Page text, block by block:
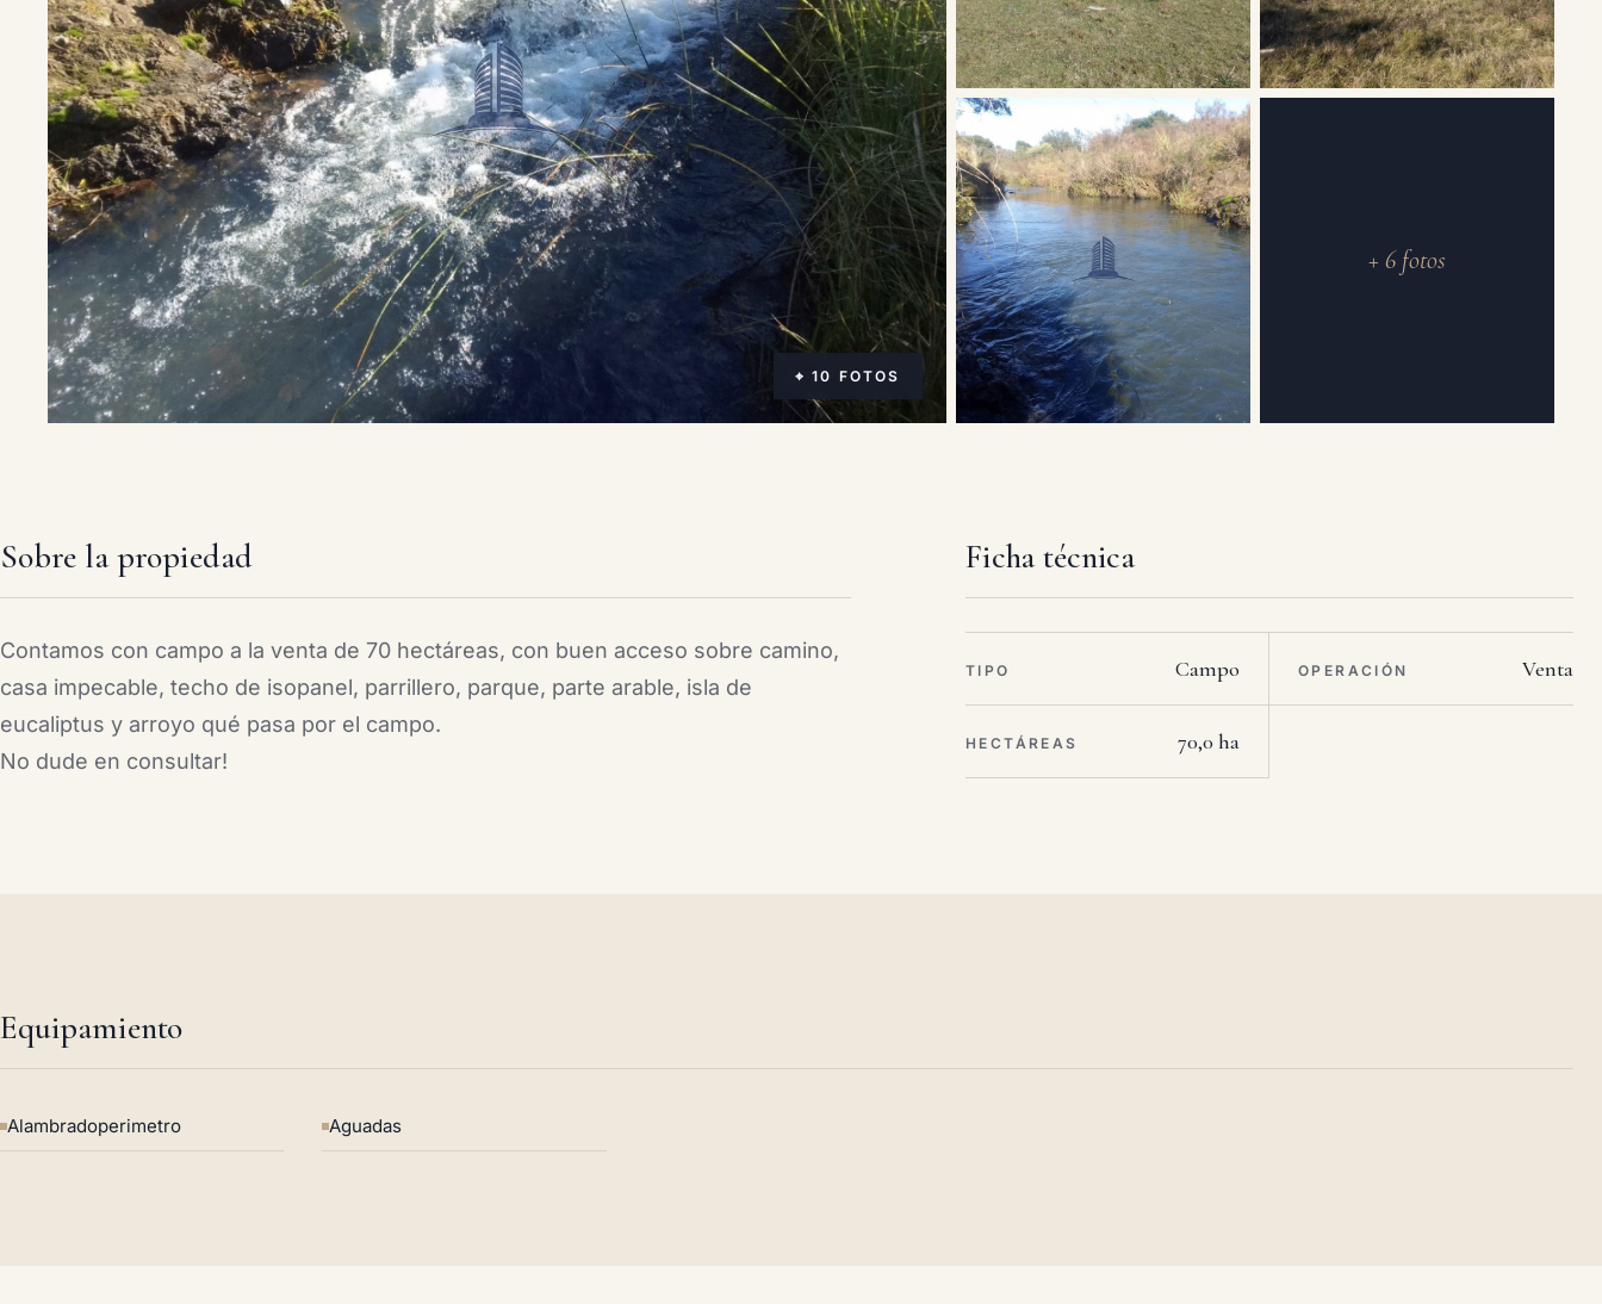
⌖ 10 FOTOS
+ 6 fotos
Sobre la propiedad
Contamos con campo a la venta de 70 hectáreas, con buen acceso sobre camino,
casa impecable, techo de isopanel, parrillero, parque, parte arable, isla de
eucaliptus y arroyo qué pasa por el campo.
No dude en consultar!
Ficha técnica
TIPO Campo OPERACIÓN Venta
HECTÁREAS 70,0 ha
Equipamiento
Alambradoperimetro Aguadas